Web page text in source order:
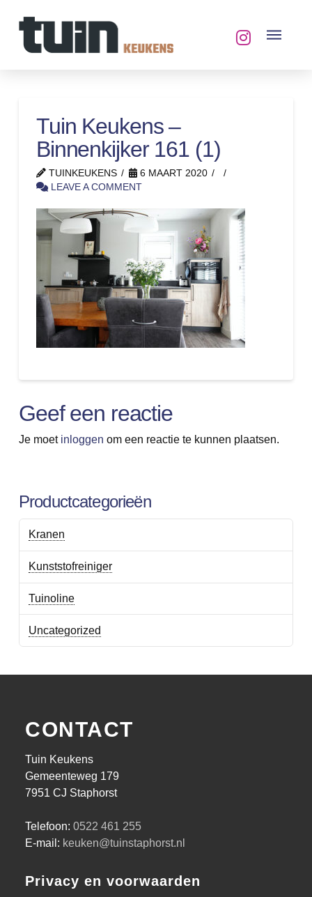
Tuin Keukens –
Binnenkijker 161 (1)
TUINKEUKENS
6 MAART 2020
LEAVE A COMMENT
Geef een reactie
Je moet inloggen om een reactie te kunnen plaatsen.
Productcategorieën
Kranen
Kunststofreiniger
Tuinoline
Uncategorized
CONTACT
Tuin Keukens
Gemeenteweg 179
7951 CJ Staphorst
Telefoon: 0522 461 255
E-mail: keuken@tuinstaphorst.nl
Privacy en voorwaarden